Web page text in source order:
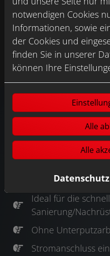
VORTEILE
Ideal für die
Sanierung/
Ohne
Stromanschluss
notwendigen Cookies
Informationen, sowie
der Cookies und
finden Sie in unserer
können Ihre
Alle
Alle
Datenschutz